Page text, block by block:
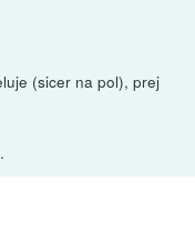
(sicer na pol), prej